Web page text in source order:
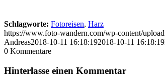
Schlagworte: Fotoreisen, Harz
https://www.foto-wandern.com/wp-content/
Andreas2018-10-11 16:18:192018-10-11 16:18:19
0 Kommentare
Hinterlasse einen Kommentar